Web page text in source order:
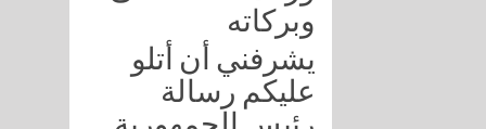
وبركاته
يشرفني أن أتلو
عليكم رسالة